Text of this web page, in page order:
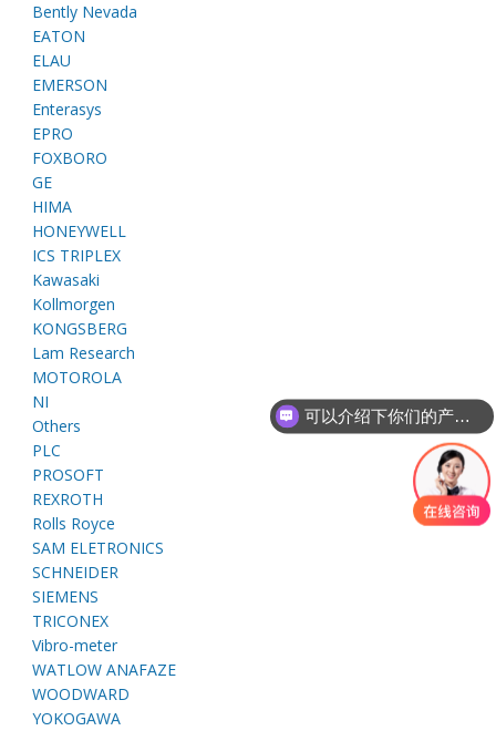
Bently Nevada
EATON
ELAU
EMERSON
Enterasys
EPRO
FOXBORO
GE
HIMA
HONEYWELL
ICS TRIPLEX
Kawasaki
Kollmorgen
KONGSBERG
Lam Research
MOTOROLA
NI
Others
PLC
PROSOFT
REXROTH
Rolls Royce
SAM ELETRONICS
SCHNEIDER
SIEMENS
TRICONEX
Vibro-meter
WATLOW ANAFAZE
WOODWARD
YOKOGAWA
可以介绍下你们的产品么